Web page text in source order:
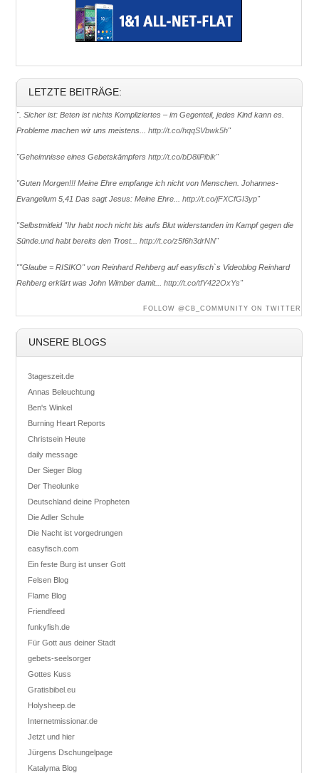
LETZTE BEITRÄGE:
". Sicher ist: Beten ist nichts Kompliziertes – im Gegenteil, jedes Kind kann es.
Probleme machen wir uns meistens...http://t.co/hqqSVbwk5h"
"Geheimnisse eines Gebetskämpfershttp://t.co/bD8iiPiblk"
"Guten Morgen!!! Meine Ehre empfange ich nicht von Menschen. Johannes-
Evangelium 5,41 Das sagt Jesus: Meine Ehre...http://t.co/jFXCfGI3yp"
"Selbstmitleid ''Ihr habt noch nicht bis aufs Blut widerstanden im Kampf gegen die
Sünde.und habt bereits den Trost...http://t.co/z5f6h3drNN"
""Glaube = RISIKO" von Reinhard Rehberg auf easyfisch`s Videoblog Reinhard
Rehberg erklärt was John Wimber damit...http://t.co/tfY422OxYs"
FOLLOW @CB_COMMUNITY ON TWITTER
UNSERE BLOGS
3tageszeit.de
Annas Beleuchtung
Ben's Winkel
Burning Heart Reports
Christsein Heute
daily message
Der Sieger Blog
Der Theolunke
Deutschland deine Propheten
Die Adler Schule
Die Nacht ist vorgedrungen
easyfisch.com
Ein feste Burg ist unser Gott
Felsen Blog
Flame Blog
Friendfeed
funkyfish.de
Für Gott aus deiner Stadt
gebets-seelsorger
Gottes Kuss
Gratisbibel.eu
Holysheep.de
Internetmissionar.de
Jetzt und hier
Jürgens Dschungelpage
Katalyma Blog